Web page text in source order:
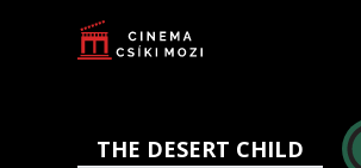
THE DESERT CHILD